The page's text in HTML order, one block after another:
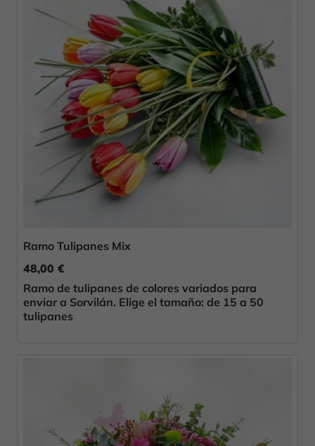
Ramo Tulipanes Mix
48,00 €
Ramo de tulipanes de colores variados para
enviar a Sorvilán. Elige el tamaño: de 15 a 50
tulipanes